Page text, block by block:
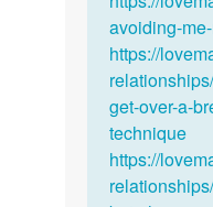
avoiding-
https://
get-over-a-
technique
https://